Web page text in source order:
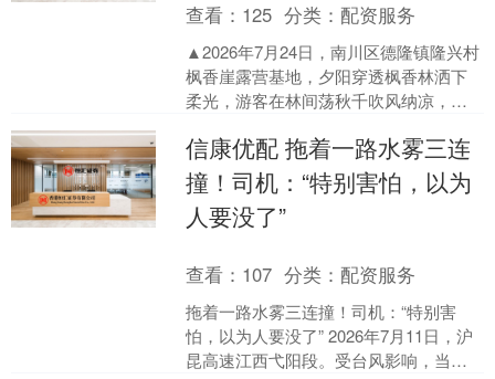
查看： 125 分类：配资服务
▲2026年7月24日，南川区德隆镇隆兴村
枫香崖露营基地，夕阳穿透枫香林洒下
柔光，游客在林间荡秋千吹风纳凉，邂
摄影 罗川 连日....
信康优配 拖着一路水雾三连
撞！司机：“特别害怕，以为
人要没了”
查看： 107 分类：配资服务
拖着一路水雾三连撞！司机：“特别害
怕，以为人要没了” 2026年7月11日，沪
昆高速江西弋阳段。受台风影响，当地